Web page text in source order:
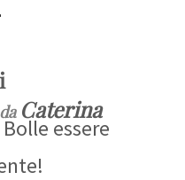
Caterina
essere